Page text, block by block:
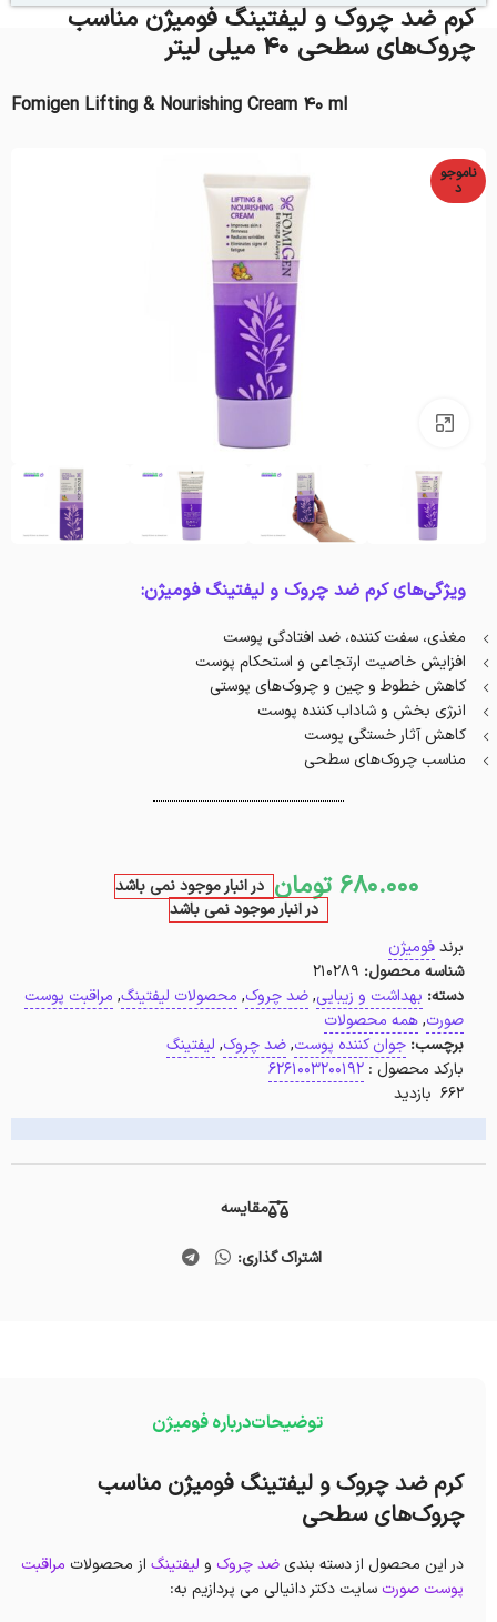
کرم ضد چروک و لیفتینگ فومیژن مناسب
چروک‌های سطحی 40 میلی لیتر
Fomigen Lifting & Nourishing Cream 40 ml
ناموجو
د
ویژگی‌های کرم ضد چروک و لیفتینگ فومیژن:
مغذی، سفت کننده، ضد افتادگی پوست
افزایش خاصیت ارتجاعی و استحکام پوست
کاهش خطوط و چین و چروک‌های پوستی
انرژی بخش و شاداب کننده پوست
کاهش آثار خستگی پوست
مناسب چروک‌های سطحی
680.000 تومان در انبار موجود نمی باشد
در انبار موجود نمی باشد
برندفومیژن
شناسه محصول: 210289
دسته: بهداشت و زیبایی,ضد چروک, محصولات لیفتینگ, مراقبت پوست
صورت,همه محصولات
برچسب: جوان کننده پوست,ضد چروک, لیفتینگ
بارکد محصول : 6261003200192
662 بازدید
مقایسه
اشتراک گذاری:
توضیحاتدرباره فومیژن
کرم ضد چروک و لیفتینگ فومیژن مناسب
چروک‌های سطحی
در این محصول از دسته بندیضد چروک و لیفتینگ از محصولات مراقبت
پوست صورت سایت دکتر دانیالی می پردازیم به: